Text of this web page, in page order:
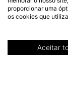
Membro de:
proporcionar uma
os cookies que
Aceitar